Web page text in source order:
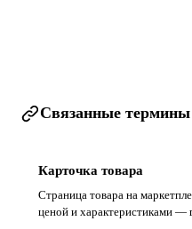
Связанные термины
Карточка товара
Страница товара на
ценой и характеристиками —